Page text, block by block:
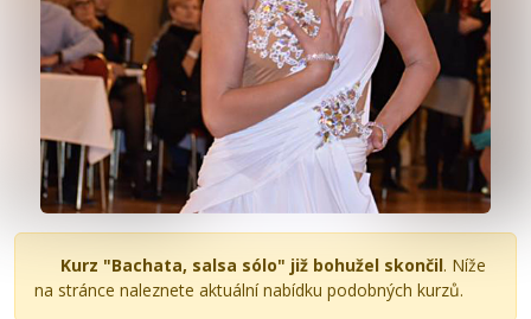
Kurz "Bachata, salsa sólo" již bohužel skončil. Níže
na stránce naleznete aktuální nabídku podobných kurzů.